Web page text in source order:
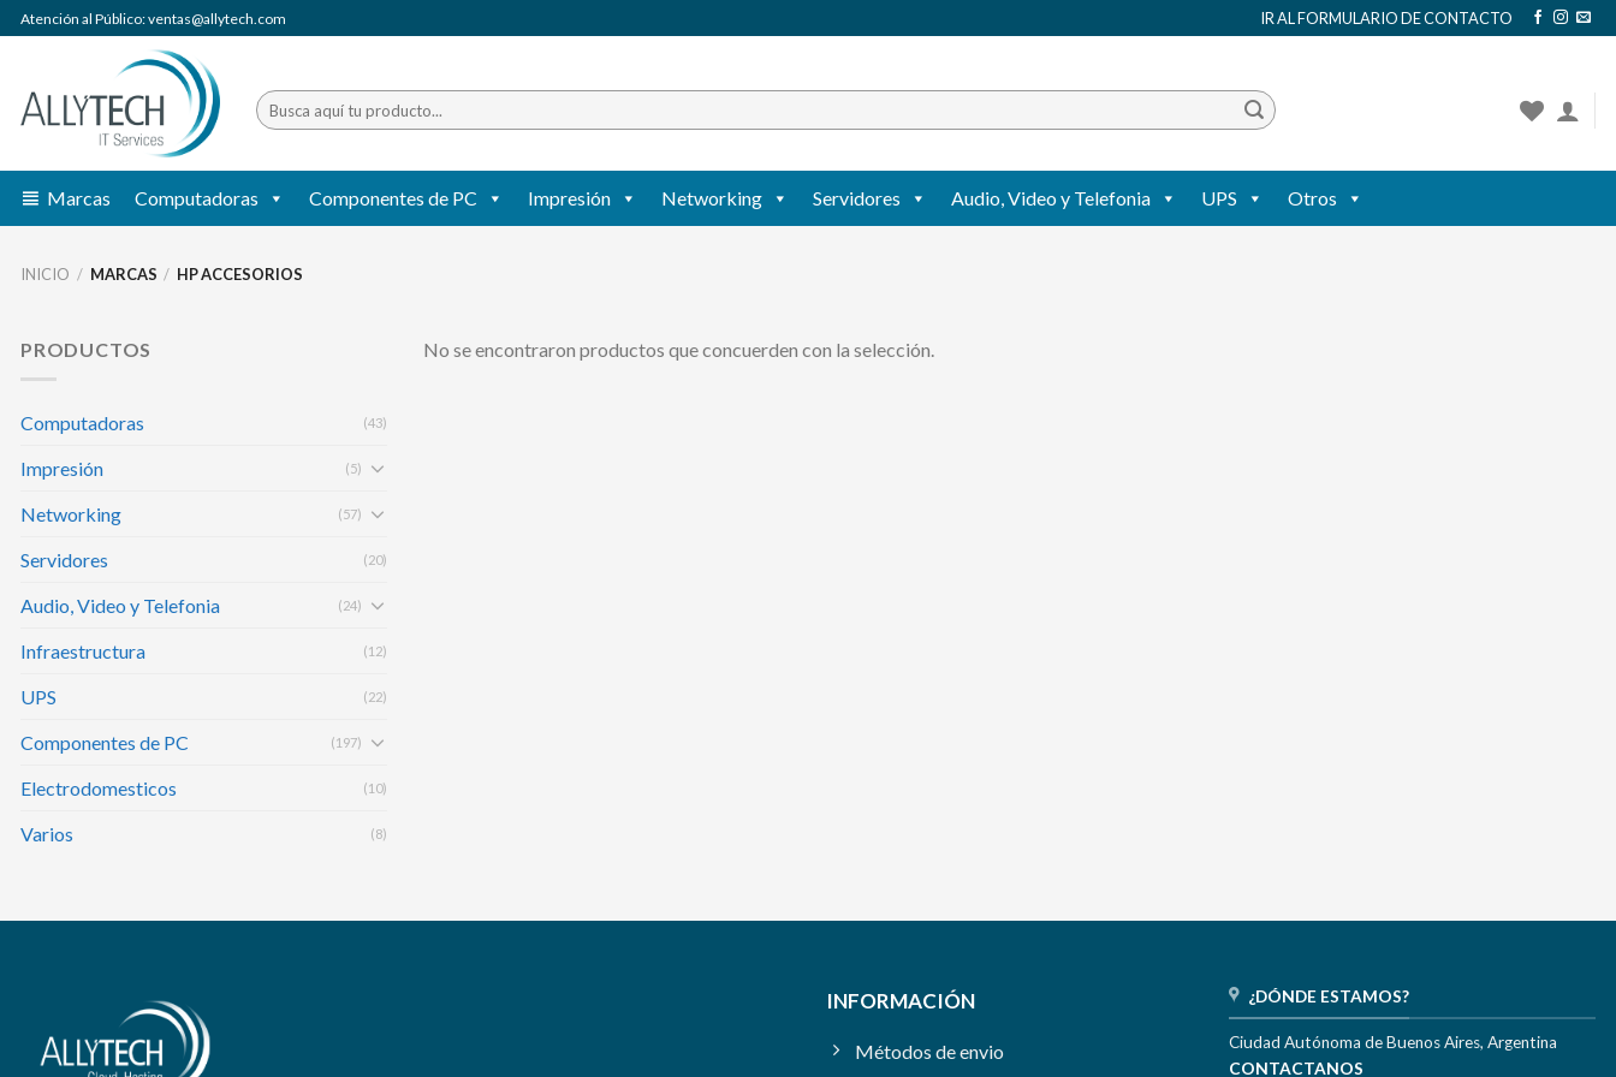
Saltar
Atención al Público: ventas@allytech.com IR AL FORMULARIO DE CONTACTO
Buscar
por:
Marcas Computadoras Componentes de PC Impresión Networking Servidores Audio, Video y Telefonia UPS Otros
INICIO / MARCAS / HP ACCESORIOS
PRODUCTOS
Computadoras (43)
Impresión (5)
Networking (57)
Servidores (20)
Audio, Video y Telefonia (24)
Infraestructura (12)
UPS (22)
Componentes de PC (197)
Electrodomesticos (10)
Varios (8)
No se encontraron productos que concuerden con la selección.
INFORMACIÓN
Métodos de envio
¿DÓNDE ESTAMOS?
Ciudad Autónoma de Buenos Aires, Argentina
CONTACTANOS